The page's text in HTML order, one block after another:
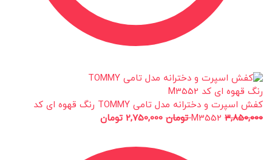
کفش اسپرت و دخترانه مدل تامی TOMMY رنگ قهوه ای کد
M3552 3,850,000 تومان 2,750,000 تومان